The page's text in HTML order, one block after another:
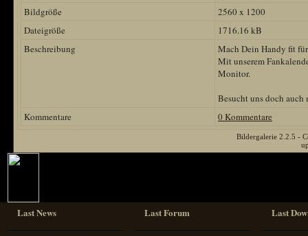
Bildgröße
2560 x 1200
Dateigröße
1716.16 kB
Beschreibung
Mach Dein Handy fit
Mit unserem
Monitor.
Besucht uns doch
Kommentare
0 Kommentare
Bildergalerie 2.2.5 -
Last News Last Forum Last